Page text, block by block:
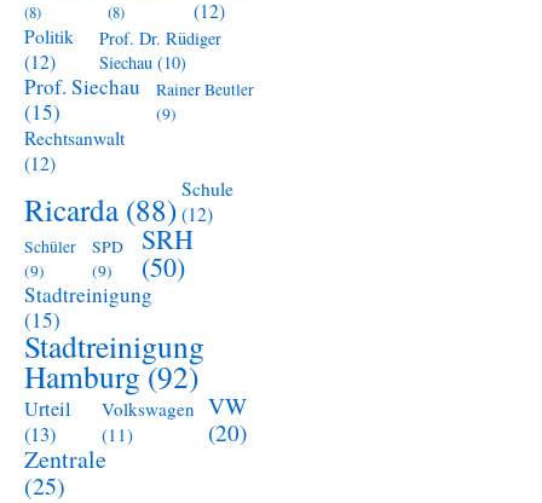
(8)
(8)
(12)
Politik
(12)
Prof. Dr. Rüdiger
Siechau (10)
Prof. Siechau
(15)
Rainer Beutler
(9)
Rechtsanwalt
(12)
Ricarda (88) Schule
(12)
Schüler
(9)
SPD
(9)
SRH
(50)
Stadtreinigung
(15)
Stadtreinigung
Hamburg(92)
Urteil
(13)
Volkswagen
(11)
VW
(20)
Zentrale
(25)